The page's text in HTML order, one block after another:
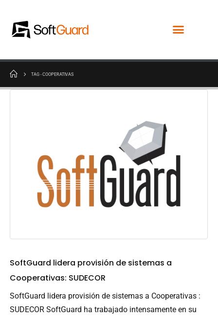
TAG -COOPERATIVAS
SoftGuard lidera provisión de sistemas a
Cooperativas: SUDECOR
SoftGuard lidera provisión de sistemas a Cooperativas :
SUDECOR SoftGuard ha trabajado intensamente en su